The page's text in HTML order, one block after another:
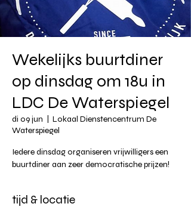
Wekelijks buurtdiner
op dinsdag om 18u in
LDC De Waterspiegel
di 09 jun
Lokaal Dienstencentrum De
Waterspiegel
Iedere dinsdag organiseren vrijwilligers een
buurtdiner aan zeer democratische prijzen!
tijd & locatie